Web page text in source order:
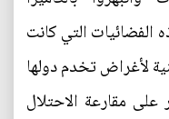
الفضائيات التي كانت
لأغراض تخدم دولها
مقارعة الاحتلال